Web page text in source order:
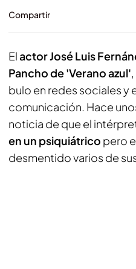
Compartir
Elactor José Luis
Pancho de 'Verano azul'
bulo en redes sociales y
comunicación. Hace
noticia de que el
en un psiquiátrico pero
desmentido varios de